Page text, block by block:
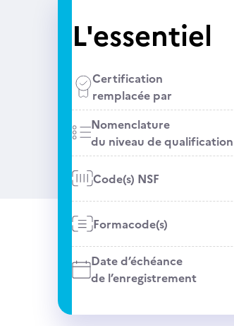
L'essentiel
Certification
remplacée par
Nomenclature
du niveau de qualification
Code(s) NSF
Formacode(s)
Date d’échéance
de l’enregistrement